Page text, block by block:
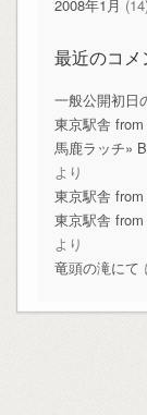
2008年1月
最近のコメ
一般公開初日
東京駅舎
馬鹿ラッチ»
より
東京駅舎
東京駅舎
より
竜頭の滝にて